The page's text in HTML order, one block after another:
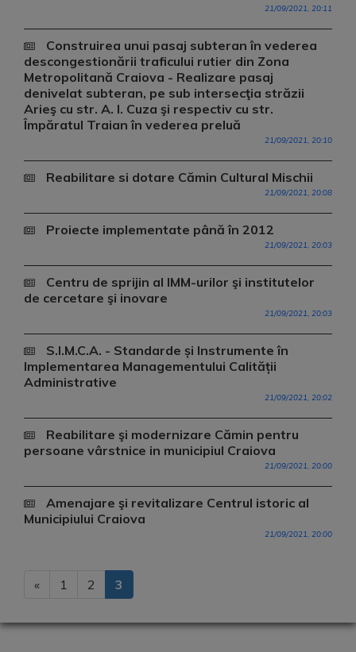
21/09/2021, 20:11
Construirea unui pasaj subteran în vederea
descongestionării traficului rutier din Zona
Metropolitană Craiova - Realizare pasaj
denivelat subteran, pe sub intersecţia străzii
Arieş cu str. A. I. Cuza şi respectiv cu str.
Împăratul Traian în vederea preluă
21/09/2021, 20:10
Reabilitare si dotare Cămin Cultural Mischii
21/09/2021, 20:08
Proiecte implementate până în 2012
21/09/2021, 20:03
Centru de sprijin al IMM-urilor şi institutelor
de cercetare şi inovare
21/09/2021, 20:03
S.I.M.C.A. - Standarde și Instrumente în
Implementarea Managementului Calității
Administrative
21/09/2021, 20:02
Reabilitare şi modernizare Cămin pentru
persoane vârstnice in municipiul Craiova
21/09/2021, 20:00
Amenajare şi revitalizare Centrul istoric al
Municipiului Craiova
21/09/2021, 20:00
« 1 2 3